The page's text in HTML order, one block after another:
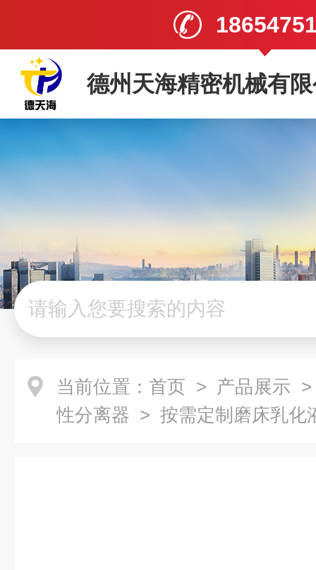
德州天海精密机械有
当前位置： 首页 > 产品展示
性分离器 > 按需定制磨床乳化